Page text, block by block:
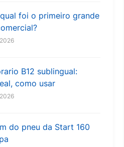
foi o primeiro grande
B12 sublingual:
como usar
do pneu da Start 160